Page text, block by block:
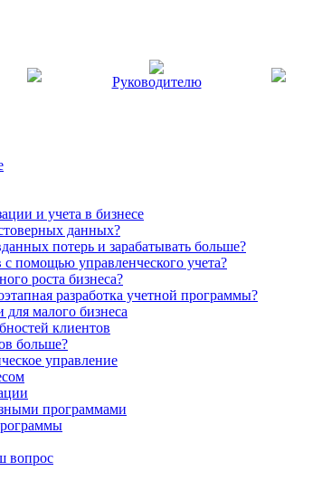
Руководителю
и учета в бизнесе
данных?
потерь и зарабатывать больше?
помощью управленческого учета?
роста бизнеса?
разработка учетной программы?
малого бизнеса
клиентов
больше?
управление
программами
вопрос